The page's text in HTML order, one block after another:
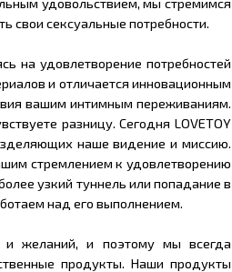
свои сексуальные потребности.
на удовлетворение потребностей
и отличается инновационным
вашим интимным переживаниям.
разницу. Сегодня LOVETOY
наше видение и миссию.
стремлением к удовлетворению
узкий туннель или попадание в
над его выполнением.
и желаний, и поэтому мы всегда
продукты. Наши продукты